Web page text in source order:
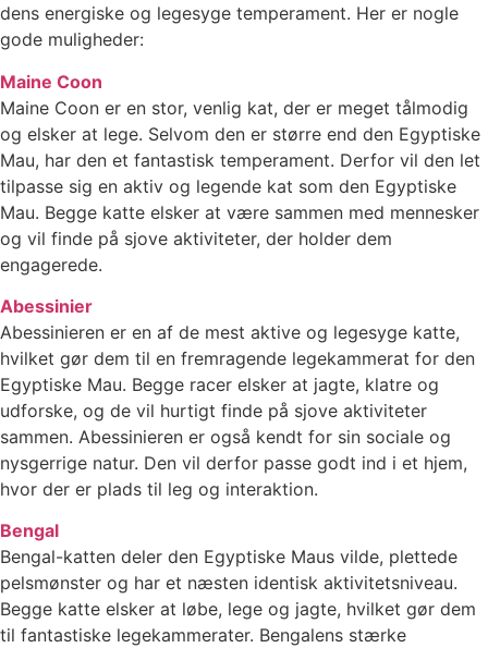
dens energiske og legesyge temperament. Her er nogle
gode muligheder:
Maine Coon
Maine Coon er en stor, venlig kat, der er meget tålmodig
og elsker at lege. Selvom den er større end den Egyptiske
Mau, har den et fantastisk temperament. Derfor vil den let
tilpasse sig en aktiv og legende kat som den Egyptiske
Mau. Begge katte elsker at være sammen med mennesker
og vil finde på sjove aktiviteter, der holder dem
engagerede.
Abessinier
Abessinieren er en af de mest aktive og legesyge katte,
hvilket gør dem til en fremragende legekammerat for den
Egyptiske Mau. Begge racer elsker at jagte, klatre og
udforske, og de vil hurtigt finde på sjove aktiviteter
sammen. Abessinieren er også kendt for sin sociale og
nysgerrige natur. Den vil derfor passe godt ind i et hjem,
hvor der er plads til leg og interaktion.
Bengal
Bengal-katten deler den Egyptiske Maus vilde, plettede
pelsmønster og har et næsten identisk aktivitetsniveau.
Begge katte elsker at løbe, lege og jagte, hvilket gør dem
til fantastiske legekammerater. Bengalens stærke